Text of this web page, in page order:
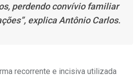
perdendo convívio familiar
explica Antônio Carlos.
recorrente e incisiva utilizada